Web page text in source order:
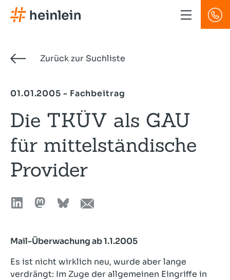
Direkt
zum
Zurück zur Suchliste
01.01.2005 - Fachbeitrag
Die TKÜV als GAU
für mittelständische
Provider
Mail-Überwachung ab 1.1.2005
Es ist nicht wirklich neu, wurde aber lange
verdrängt: Im Zuge der allgemeinen Eingriffe in